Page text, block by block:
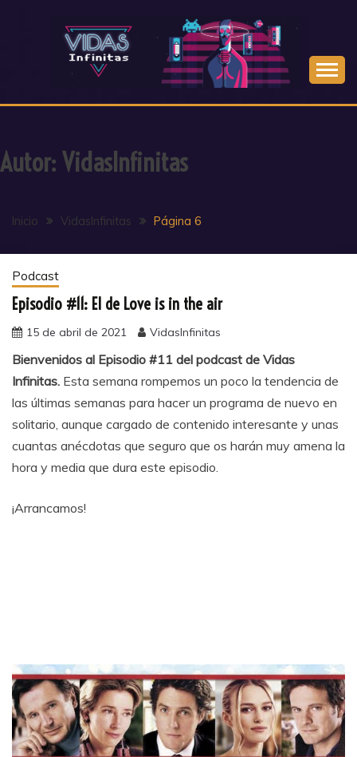
Autor: VidasInfinitas
Inicio VidasInfinitas Página 6
Podcast
Episodio #11: El de Love is in the air
15 de abril de 2021 VidasInfinitas
Bienvenidos al Episodio #11 del podcast de Vidas
Infinitas. Esta semana rompemos un poco la tendencia de
las últimas semanas para hacer un programa de nuevo en
solitario, aunque cargado de contenido interesante y unas
cuantas anécdotas que seguro que os harán muy amena la
hora y media que dura este episodio.
¡Arrancamos!